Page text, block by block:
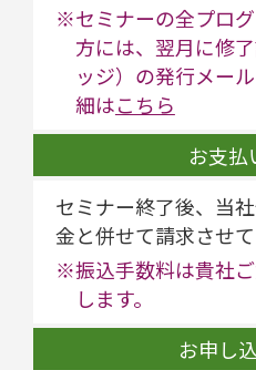
※セミナーの全プロ
方には、翌月に修
ッジ）の発行メー
細はこちら
お支払
セミナー終了後、当
金と併せて請求させて
※振込手数料は貴社
します。
お申し